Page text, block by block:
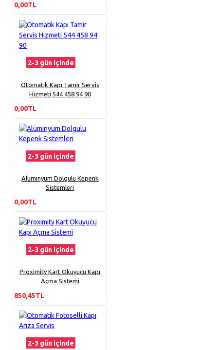
0,00TL
2-3 gün içinde
Otomatik Kapı Tamir Servis
Hizmeti 544 458 94 90
0,00TL
2-3 gün içinde
Alüminyum Dolgulu Kepenk
Sistemleri
0,00TL
2-3 gün içinde
Proximity Kart Okuyucu Kapı
Açma Sistemi
850,45TL
2-3 gün içinde